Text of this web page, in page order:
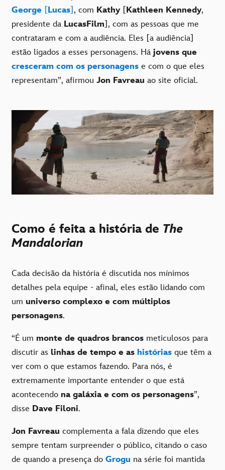
George
Lucas , com Kathy Kathleen Kennedy,
presidente da LucasFilm ], com as pessoas que me
contrataram e com a audiência. Eles [a audiência]
estão ligados a esses personagens. Há jovens que
cresceram com os personagens e com o que eles
representam”, afirmou Jon Favreau ao site oficial.
Como é feita a história de The
Mandalorian
Cada decisão da história é discutida nos mínimos
detalhes pela equipe - afinal, eles estão lidando com
um universo complexo e com múltiplos
personagens.
“É um monte de quadros brancos meticulosos para
discutir as linhas de tempo e as histórias que têm a
ver com o que estamos fazendo. Para nós, é
extremamente importante entender o que está
acontecendo na galáxia e com os personagens”,
disse Dave Filoni.
Jon Favreau complementa a fala dizendo que eles
sempre tentam surpreender o público, citando o caso
de quando a presença do Grogu na série foi mantida